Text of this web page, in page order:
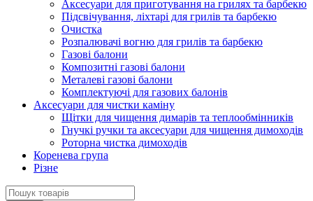
Аксесуари для приготування на грилях та барбекю
Підсвічування, ліхтарі для грилів та барбекю
Очистка
Розпалювачі вогню для грилів та барбекю
Газові балони
Композитні газові балони
Металеві газові балони
Комплектуючі для газових балонів
Аксесуари для чистки каміну
Щітки для чищення димарів та теплообмінників
Гнучкі ручки та аксесуари для чищення димоходів
Роторна чистка димоходів
Коренева група
Різне